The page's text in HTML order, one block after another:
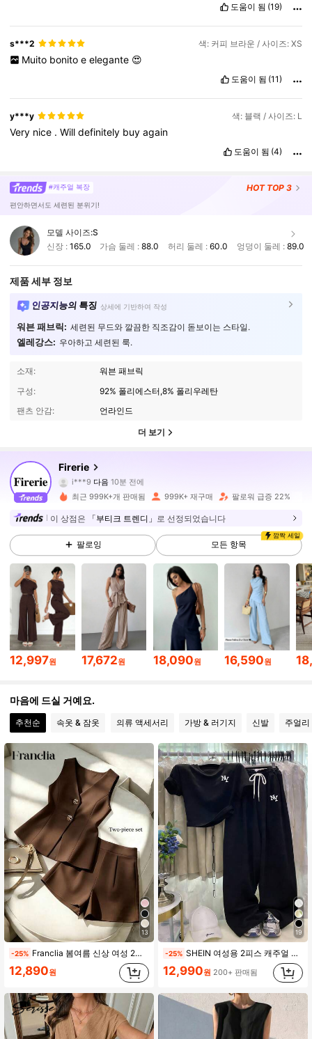
도움이 됨 (19)
s***2 색: 커피 브라운 / 사이즈: XS
Muito bonito e elegante 😍
도움이 됨 (11)
y***y 색: 블랙 / 사이즈: L
Very nice .Willdefinitely buyagain
도움이 됨 (4)
#캐주얼 복장 HOT TOP 3
편안하면서도 세련된 분위기!
모델 사이즈:S
신장 : 165.0 가슴 둘레 :88.0 허리 둘레 : 60.0 엉덩이 둘레 : 89.0
제품 세부 정보
인공지능의 특징 상세에 기반하여 작성
워븐 패브릭: 세련된 무드와 깔끔한 직조감이 돋보이는 스타일.
엘레강스: 우아하고 세련된 룩.
소재:
워븐 패브릭
구성:
92% 폴리에스터,8% 폴리우레탄
팬츠 안감:
언라인드
더 보기
Firerie
i***9 다음 10분 전에
4.87 1.3M 팔로워
4.87 1.3M 팔로워
4.87 1.3M 팔로워
4.87 1.3M 팔로워
4.87 1.3M 팔로워
4.87 1.3M 팔로워
1.3M 팔로워
최근 999K+개 판매됨 999K+ 재구매 팔로워 급증 22%
이 상점은 「부티크 트렌디」 로 선정되었습니다
팔로잉
깜짝 세일
모든 항목
12,997원 17,672원 18,090원 16,590원
마음에 드실 거예요.
추천순 속옷 & 잠옷 의류 액세서리 가방 & 러기지 신발 주얼
13
-25% Franclia 봄여름 신상 여성 2피스 세트 브이넥 탑과 반바지 커피 브라운 우아한 스마트 캐주얼 오피스 브런치 캐주얼 수트 세트 스승의 날
12,890원
19
-25% SHEIN 여성용 2피스 캐주얼 여름 세트, 일상 및 스포츠웨어에 적합, 블랙 뉴욕 NY 레터 프린트 라운드 넥 반팔 티셔츠 세트, 우아하고 편안한 디자인, 캐주얼 야외 2피스 세트
12,990원 200+ 판매됨